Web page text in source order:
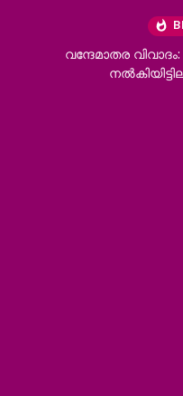
വന്ദേമാതര